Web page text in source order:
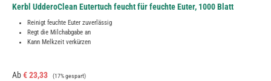
Kerbl UdderoClean Eutertuch feucht für feuchte Euter, 1000 Blatt
Reinigt feuchte Euter zuverlässig
Regt die Milchabgabe an
Kann Melkzeit verkürzen
Verkaufspreis:
Ab€ 23,33 Regulärer Preis:
(17% gespart)